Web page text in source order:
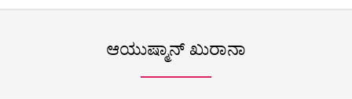
ಆಯುಷ್ಮಾನ್ ಖುರಾನಾ